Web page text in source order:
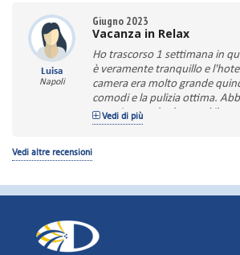
Luisa
Napoli
Giugno 2023
Vacanza in Relax
Ho trascorso 1 settimana in
è veramente tranquillo e
camera era molto grande
comodi e la pulizia ottima.
mangiato molto bene ed il
reception sia del ristorante
Vedi di più
Vedi altre recensioni